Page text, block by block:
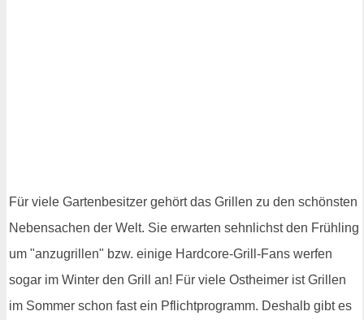
Für viele Gartenbesitzer gehört das Grillen zu den schönsten
Nebensachen der Welt. Sie erwarten sehnlichst den Frühling
um "anzugrillen" bzw. einige Hardcore-Grill-Fans werfen
sogar im Winter den Grill an! Für viele Ostheimer ist Grillen
im Sommer schon fast ein Pflichtprogramm. Deshalb gibt es